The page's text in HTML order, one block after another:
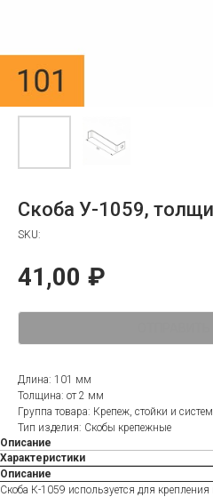
Скоба У-1059,
SKU:
41,00 ₽
Длина: 101 мм
Толщина: от 2 мм
Группа товара: Крепеж, стойки и
Тип изделия: Скобы крепежные
Описание
Характеристики
Описание
Скоба К-1059 используется для